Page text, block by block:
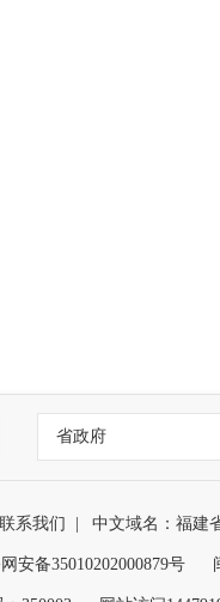
省政府
联系我们 中文域名：福建
安备35010202000879号